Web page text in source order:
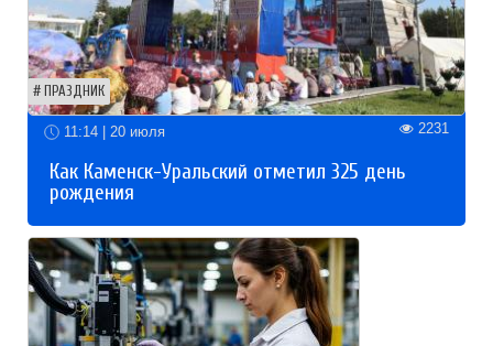
ПРАЗДНИК
11:14 | 20 июля 2231
Как Каменск-Уральский отметил 325 день
рождения